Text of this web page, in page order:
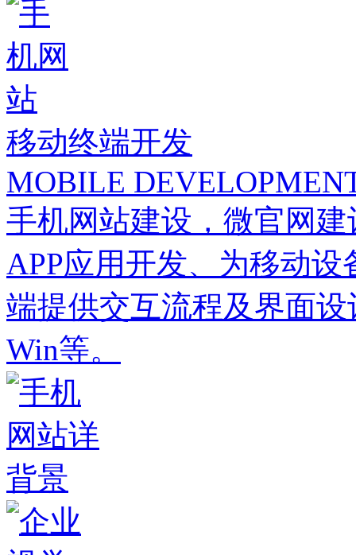
移动终端开发
MOBILE
手机网站建设，微官网
APP应用开发、为移动
端提供交互流程及界面
Win等。